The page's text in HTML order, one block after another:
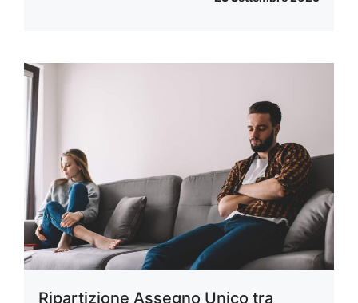
Ripartizione Assegno Unico tra